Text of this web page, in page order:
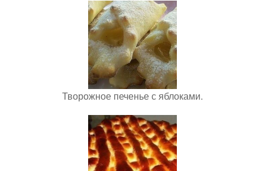
Творожное печенье с яблоками.